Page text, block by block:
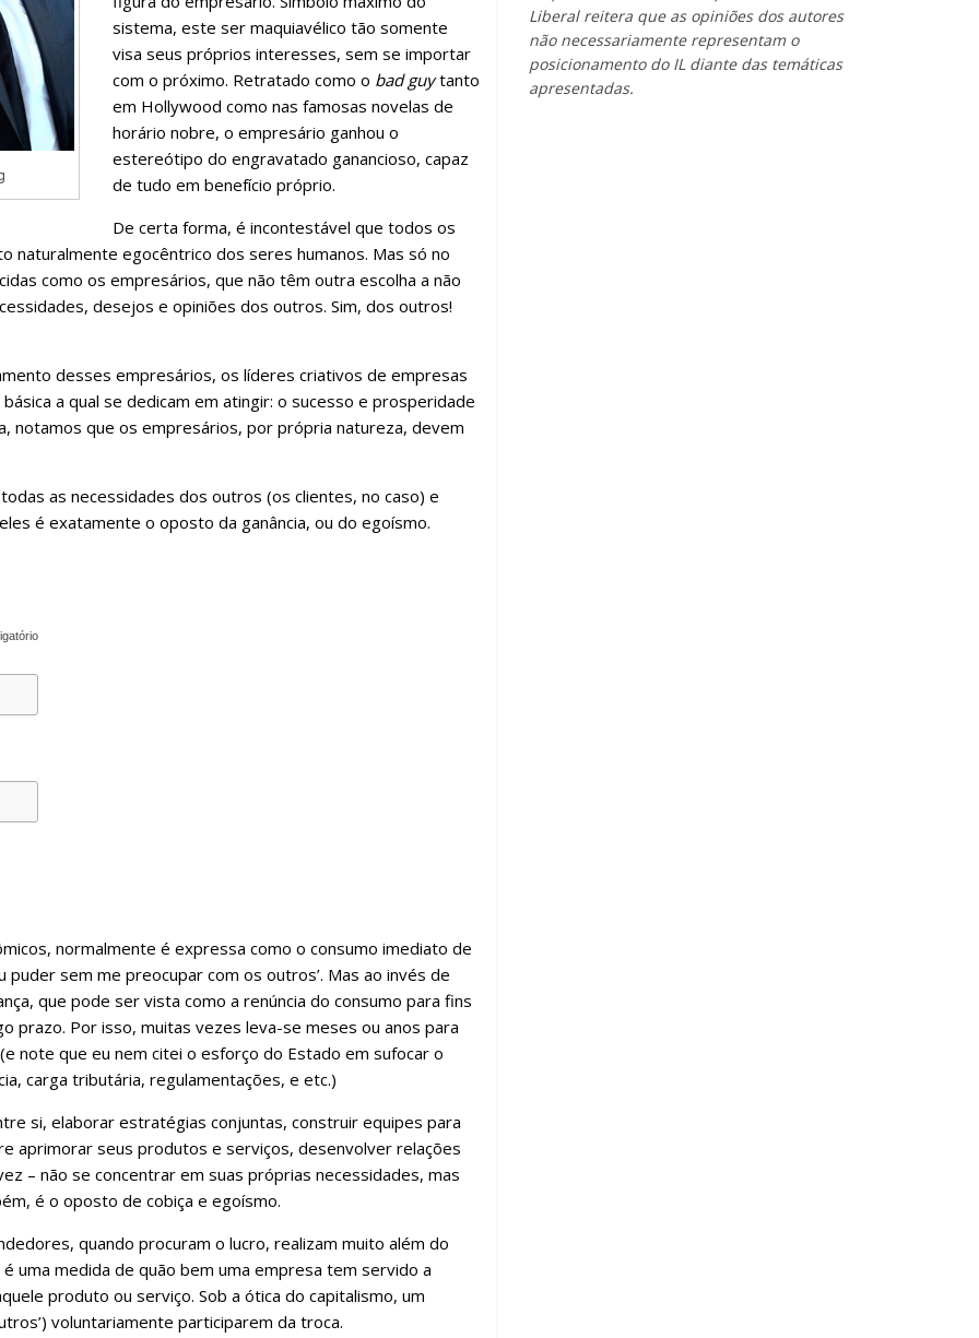
sistema, este ser maquiavélico tão somente
visa seus próprios interesses, sem se importar
com o próximo. Retratado como o bad guytanto
em Hollywood como nas famosas novelas de
horário nobre, o empresário ganhou o
estereótipo do engravatado ganancioso, capaz
de tudo em benefício próprio.
De certa forma, é incontestável que todos os
egocêntrico dos seres humanos. Mas só no
como os empresários, que não têm outra escolha a não
desejos e opiniões dos outros. Sim, dos outros!
desses empresários, os líderes criativos de empresas
a qual se dedicam em atingir: o sucesso e prosperidade
notamos que os empresários, por própria natureza, devem
as necessidades dos outros (os clientes, no caso) e
é exatamente o oposto da ganância, ou do egoísmo.
normalmente é expressa como o consumo imediato de
puder sem me preocupar com os outros’. Mas ao invés de
que pode ser vista como a renúncia do consumo para fins
prazo. Por isso, muitas vezes leva-se meses ou anos para
note que eu nem citei o esforço do Estado em sufocar o
carga tributária, regulamentações, e etc.)
si, elaborar estratégias conjuntas, construir equipes para
aprimorar seus produtos e serviços, desenvolver relações
– não se concentrar em suas próprias necessidades, mas
é o oposto de cobiça e egoísmo.
quando procuram o lucro, realizam muito além do
uma medida de quão bem uma empresa tem servido a
produto ou serviço. Sob a ótica do capitalismo, um
voluntariamente participarem da troca.
Liberal reitera que as opiniões dos autores
não necessariamente representam o
posicionamento do IL diante das temáticas
apresentadas.